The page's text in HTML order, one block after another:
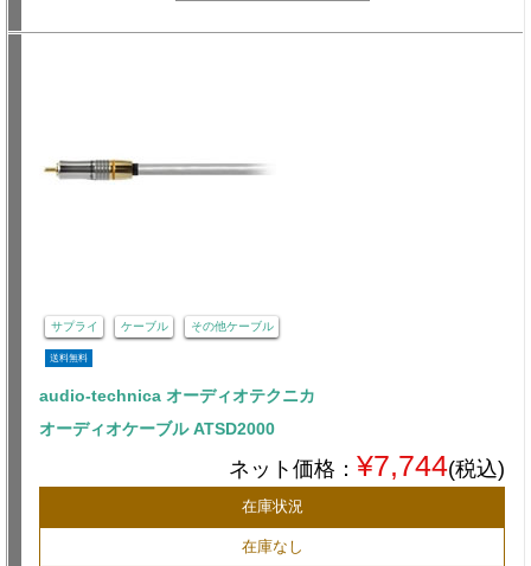
サプライ ケーブル その他ケーブル
送料無料
audio-technica オーディオテクニカ
オーディオケーブル ATSD2000
ネット価格： ¥7,744(税込)
在庫状況
在庫なし